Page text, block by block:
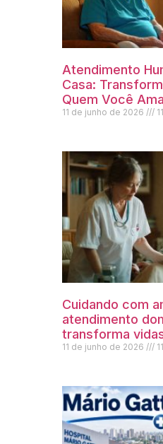
Atendimento
Casa:
Quem Você Ama
11 de junho de 2026
Cuidando com
atendimento
transforma
11 de junho de 2026